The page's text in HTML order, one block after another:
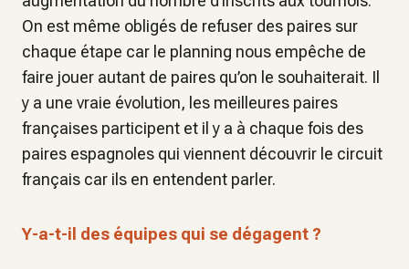
On est même obligés de refuser des paires sur
chaque étape car le planning nous empêche de
faire jouer autant de paires qu’on le souhaiterait. Il
y a une vraie évolution, les meilleures paires
françaises participent et il y a à chaque fois des
paires espagnoles qui viennent découvrir le circuit
français car ils en entendent parler.
Y-a-t-il des équipes qui se dégagent ?